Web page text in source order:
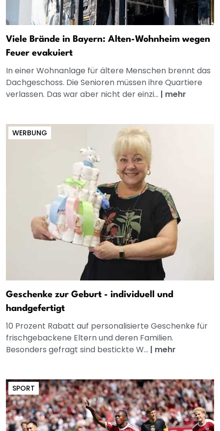
Viele Brände in Bayern: Alten-Wohnheim wegen
Feuer evakuiert
In einer Wohnanlage für ältere Menschen brennt das
Dachgeschoss. Die Senioren müssen ihre Quartiere
verlassen. Das war aber nicht der einzi... | mehr
WERBUNG
Geschenke zur Geburt - individuell und
handgefertigt
10 Prozent Rabatt auf personalisierte Geschenke für
frischgebackene Eltern und deren Familien.
Besonders gefragt sind bestickte W... | mehr
SPORT